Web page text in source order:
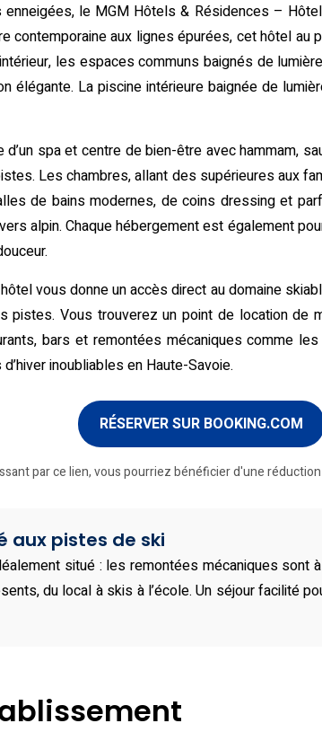
le MGM Hôtels & Résidences –
contemporaine aux lignes épurées, cet hôtel
les espaces communs baignés de
élégante. La piscine intérieure baignée de
spa et centre de bien-être avec hammam,
Les chambres, allant des supérieures aux
de bains modernes, de coins dressing et
alpin. Chaque hébergement est également
vous donne un accès direct au domaine
pistes. Vous trouverez un point de location
bars et remontées mécaniques comme
inoubliables en Haute-Savoie.
RÉSERVER SUR BOOKING.COM
par ce lien, vous pourriez bénéficier d'une
aux pistes de ski
situé : les remontées mécaniques
du local à skis à l’école. Un séjour facilité